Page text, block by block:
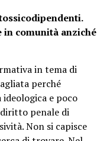
in comunità anziché
in tema di
perché
e poco
penale di
Non si capisce